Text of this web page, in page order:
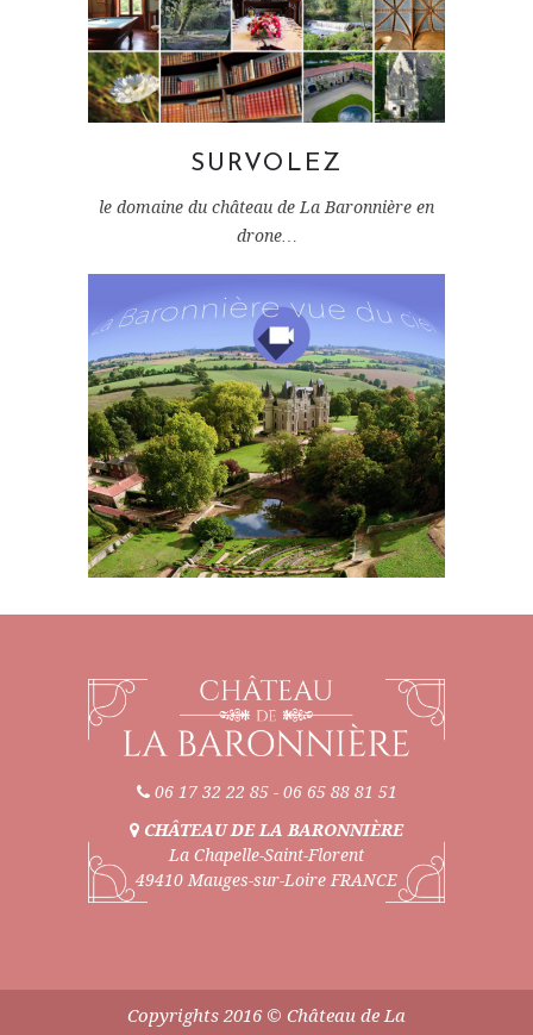
SURVOLEZ
le domaine du château de La Baronnière en
drone…
06 17 32 22 85- 06 65 88 81 51
CHÂTEAU DE LA BARONNIÈRE
La Chapelle-Saint-Florent
49410 Mauges-sur-Loire FRANCE
Copyrights 2016 © Château de La